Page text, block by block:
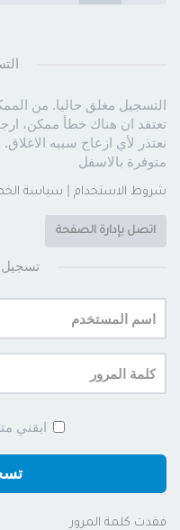
التسجيل مغلق حاليا. من
تعتقد ان هناك خطأ ممكن،
نعتذر لأي ازعاج سببه
متوفرة بالاسفل
شروط الاستخدام | سياسة
اتصل بإدارة الصفحة
اسم
المستخدم:
كلمة
المرور:
ابقني
فقدت كلمة المرور